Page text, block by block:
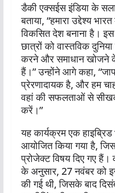
डैकी एक्सईस इंडिया के
बताया, “हमारा उद्देश्य
विकसित देश बनाना है।
छात्रों को वास्तविक
करने और समाधान खोजने
हैं।” उन्होंने आगे कहा,
प्रेरणादायक है, और हम
वहां की सफलताओं से
करें।”
यह कार्यक्रम एक
आयोजित किया गया है,
प्रोजेक्ट विषय दिए गए
के अनुसार, 27 नवंबर को
की गई थी, जिसके बाद